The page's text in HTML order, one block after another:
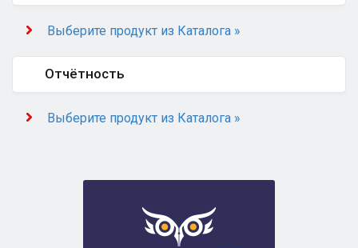
Выберите продукт из Каталога »
Отчётность
Выберите продукт из Каталога »